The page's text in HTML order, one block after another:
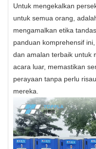
Untuk mengekalkan
untuk semua orang,
mengamalkan etika
panduan komprehensif
dan amalan terbaik untuk
acara luar, memastikan
perayaan tanpa perlu
mereka.